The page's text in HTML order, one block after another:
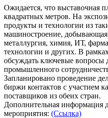
Ожидается, что выставочная
квадратных метров. На
продукты и технологии из
машиностроение,
металлургия, химия, ИТ,
технологии и других. В
обсуждать ключевые вопросы
промышленного
Запланировано проведение
биржи контактов с участием
поставщиков из обеих стран.
Дополнительная информация
мероприятия: (Ссылка)